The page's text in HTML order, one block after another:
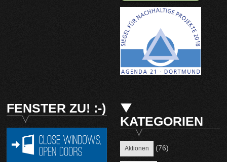
FENSTER ZU! :-)
KATEGORIEN
Aktionen (76)